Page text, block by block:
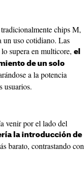
chips M,
un uso cotidiano. Las
supera en multicore, el
de un solo
a la potencia
usuarios.
venir por el lado del
la introducción de
barato, contrastando con